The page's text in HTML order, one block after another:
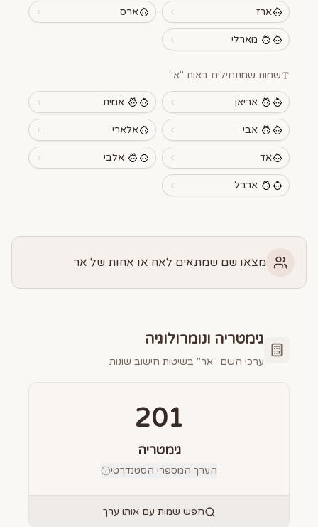
ארז ארס
מארלי
שמות שמתחילים באות "א"
אריאן אמית
אבי אלארי
אד אלבי
ארבל
מצאו שם שמתאים לאח או אחות של אר
גימטריה ונומרולוגיה
ערכי השם "אר" בשיטות חישוב שונות
201
גימטריה
הערך המספרי הסטנדרטי
חפש שמות עם אותו ערך